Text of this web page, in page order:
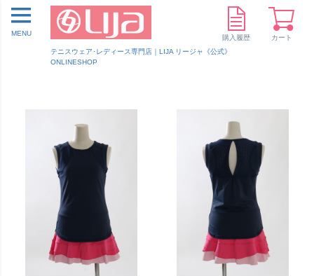
テニスウェア･レディース専門店｜LIJA リージャ《公式》
ONLINESHOP
MENU
購入履歴 カート